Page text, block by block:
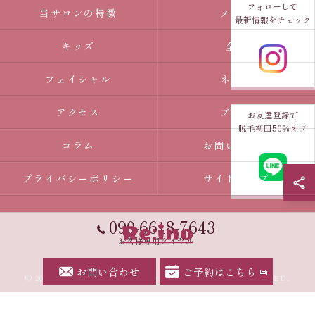
フォローして
最新情報をチェック
お友達登録で
脱毛初回50％オフ
090-6618-7643
お客様専用ダイヤル
お問い合わせ ご予約はこちら
当サロンの特徴 メンズ
キッズ 全身
フェイシャル ネイル
アクセス ブログ
コラム お問い合わせ
プライバシーポリシー サイトマップ
© 2026 愛知県幸田町の脱毛ならRe:ino ALL RIGHTS RESERVED.